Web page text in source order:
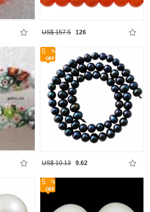
US$ 157.5 126
5
US$ 10.13 9.62
5